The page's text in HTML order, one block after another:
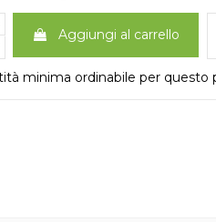
Aggiungi al carrello
minima ordinabile per questo